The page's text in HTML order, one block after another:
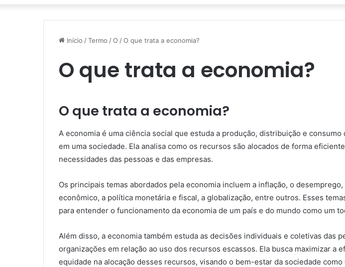
Início /Termo /O /O que trata a economia?
O que trata a economia?
O que trata a economia?
A economia é uma ciência social que estuda a produção, distribuição e consumo
em uma sociedade. Ela analisa como os recursos são alocados de forma
necessidades das pessoas e das empresas.
Os principais temas abordados pela economia incluem a inflação, o
econômico, a política monetária e fiscal, a globalização, entre outros. Esses
para entender o funcionamento da economia de um país e do mundo como um
Além disso, a economia também estuda as decisões individuais e coletivas das
organizações em relação ao uso dos recursos escassos. Ela busca maximizar a
equidade na alocação desses recursos, visando o bem-estar da sociedade como